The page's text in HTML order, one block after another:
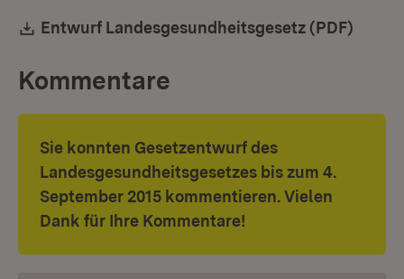
Download:
Entwurf Landesgesundheitsgesetz (PDF)
Kommentare
Sie konnten Gesetzentwurf des
Landesgesundheitsgesetzes bis zum 4.
September 2015 kommentieren. Vielen
Dank für Ihre Kommentare!